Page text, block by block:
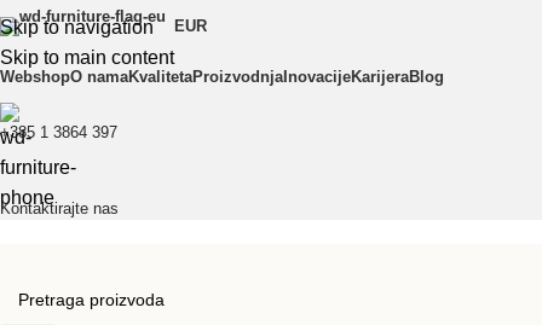
Skip to navigation
Skip to main content
EUR
WebshopO namaKvalitetaProizvodnjaInovacijeKarijeraBlog
+385 1 3864 397
Kontaktirajte nas